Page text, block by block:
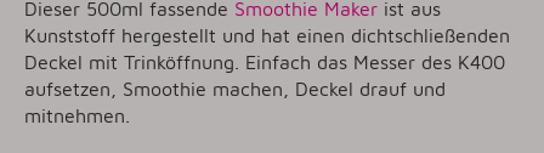
Dieser 500ml fassende Smoothie Maker ist aus
Kunststoff hergestellt und hat einen dichtschließenden
Deckel mit Trinköffnung. Einfach das Messer des K400
aufsetzen, Smoothie machen, Deckel drauf und
mitnehmen.